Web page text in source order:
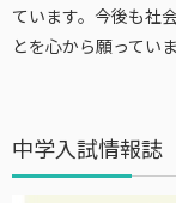
ています。今後も社
とを心から願っていま
中学入試情報誌